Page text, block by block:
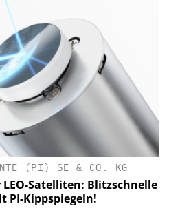
(PI) SE & CO. KG
Satelliten: Blitzschnelle
PI-Kippspiegeln!